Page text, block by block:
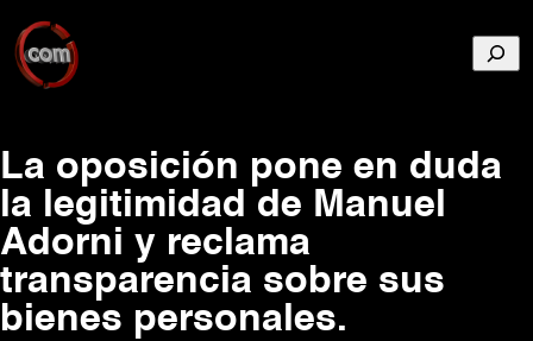
La oposición pone en duda
la legitimidad de Manuel
Adorni y reclama
transparencia sobre sus
bienes personales.